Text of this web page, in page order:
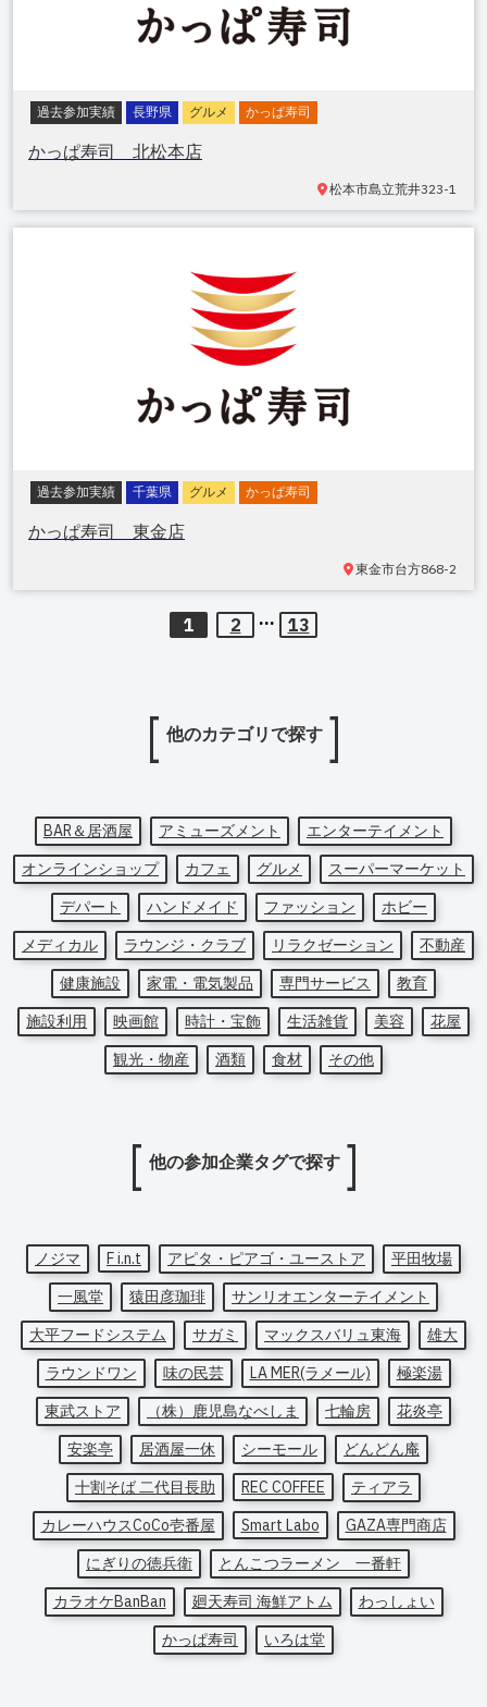
過去参加実績 長野県 グルメ かっぱ寿司
かっぱ寿司 北松本店
松本市島立荒井323-1
過去参加実績 千葉県 グルメ かっぱ寿司
かっぱ寿司 東金店
東金市台方868-2
1 2 ... 13
他のカテゴリで探す
BAR＆居酒屋 アミューズメント
エンターテイメント
オンラインショップ
カフェ グルメ
スーパーマーケット
デパート
ハンドメイド ファッション
ホビー
メディカル
ラウンジ・クラブ リラクゼーション
不動産
健康施設
家電・電気製品 専門サービス
教育
施設利用
映画館 時計・宝飾 生活雑貨 美容
花屋
観光・物産
酒類 食材 その他
他の参加企業タグで探す
ノジマ F i.n.t アピタ・ピアゴ・ユーストア
平田牧場
一風堂
猿田彦珈琲
サンリオエンターテイメント
大平フードシステム
サガミ マックスバリュ東海
雄大
ラウンドワン
味の民芸 LA MER(ラメール)
極楽湯
東武ストア
（株）鹿児島なべしま 七輪房
花炎亭
安楽亭
居酒屋一休 シーモール
どんどん庵
十割そば 二代目長助
REC COFFEE
ティアラ
カレーハウスCoCo壱番屋
Smart Labo
GAZA専門商店
にぎりの徳兵衛
とんこつラーメン 一番軒
カラオケBanBan
廻天寿司 海鮮アトム
わっしょい
かっぱ寿司
いろは堂